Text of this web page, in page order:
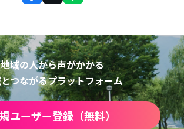
地域の人から声がかかる
つながるプラットフォーム
ユーザー登録（無料）